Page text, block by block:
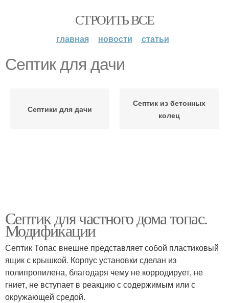
СТРОИТЬ ВСЕ
главная новости статьи
Септик для дачи
Септики для дачи
Септик из бетонных
колец
Септик для частного дома топас.
Модификации
Септик Топас внешне представляет собой пластиковый
ящик с крышкой. Корпус установки сделан из
полипропилена, благодаря чему не корродирует, не
гниет, не вступает в реакцию с содержимым или с
окружающей средой.